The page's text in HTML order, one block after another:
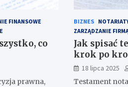
FINANSOWE
co
prawna,
BIZNES
ZARZĄDZANIE
Jak spisać
krok po
18 lipca 2025
Testament